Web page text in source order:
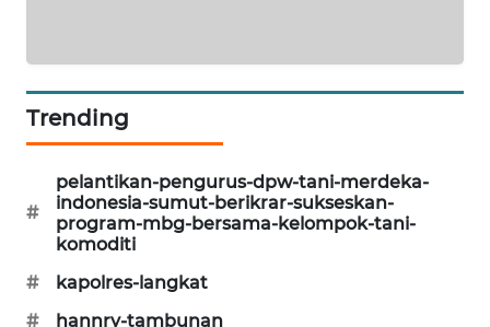
Trending
#
pelantikan-pengurus-dpw-tani-merdeka-
indonesia-sumut-berikrar-sukseskan-
program-mbg-bersama-kelompok-tani-
komoditi
#
kapolres-langkat
#
hannry-tambunan
NEWS
CILEUNGSI